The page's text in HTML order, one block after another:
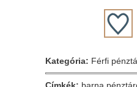
Kategória: Férfi